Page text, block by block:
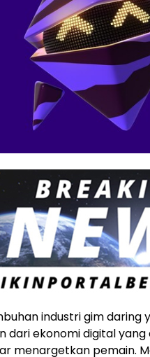
industri gim daring
dari ekonomi digital
menargetkan pemain.